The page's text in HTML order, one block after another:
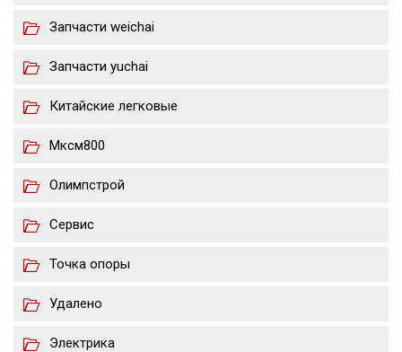
Запчасти weichai
Запчасти yuchai
Китайские легковые
Мксм800
Олимпстрой
Сервис
Точка опоры
Удалено
Электрика